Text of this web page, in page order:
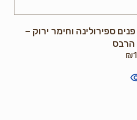
ספירולינה וחימר ירוק –
₪